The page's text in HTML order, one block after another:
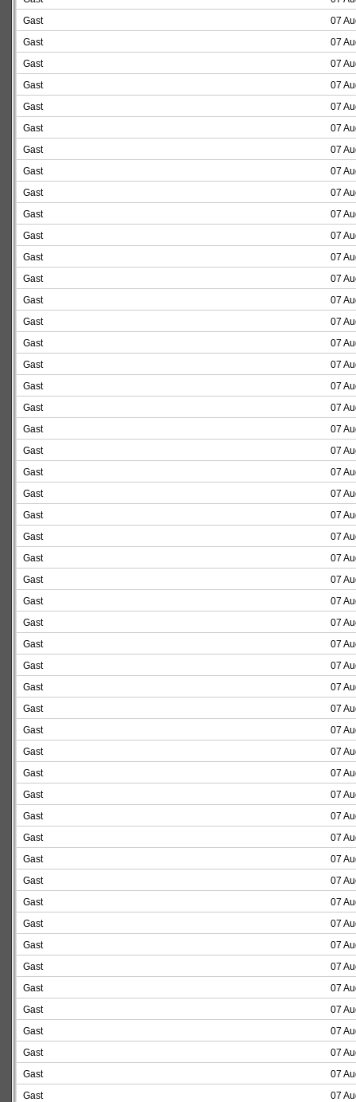
Gast
07
Gast
07
Gast
07
Gast
07
Gast
07
Gast
07
Gast
07
Gast
07
Gast
07
Gast
07
Gast
07
Gast
07
Gast
07
Gast
07
Gast
07
Gast
07
Gast
07
Gast
07
Gast
07
Gast
07
Gast
07
Gast
07
Gast
07
Gast
07
Gast
07
Gast
07
Gast
07
Gast
07
Gast
07
Gast
07
Gast
07
Gast
07
Gast
07
Gast
07
Gast
07
Gast
07
Gast
07
Gast
07
Gast
07
Gast
07
Gast
07
Gast
07
Gast
07
Gast
07
Gast
07
Gast
07
Gast
07
Gast
07
Gast
07
Gast
07
Gast
07